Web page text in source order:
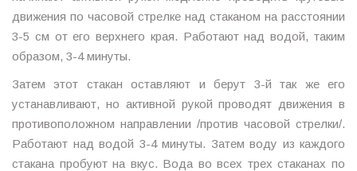
движения по часовой стрелке над стаканом на расстоянии
3-5 см от его верхнего края. Работают над водой, таким
образом, 3-4 минуты.
Затем этот стакан оставляют и берут 3-й так же его
устанавливают, но активной рукой проводят движения в
противоположном направлении /против часовой стрелки/.
Работают над водой 3-4 минуты. Затем воду из каждого
стакана пробуют на вкус. Вода во всех трех стаканах по